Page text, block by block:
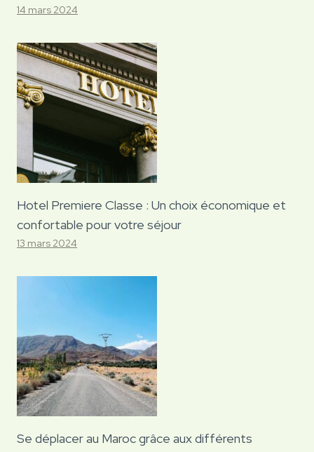
14 mars 2024
Hotel Premiere Classe : Un choix économique et
confortable pour votre séjour
13 mars 2024
Se déplacer au Maroc grâce aux différents